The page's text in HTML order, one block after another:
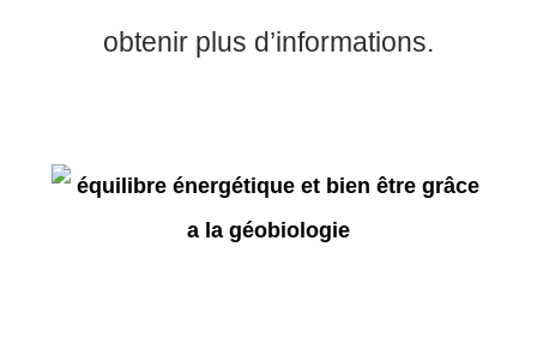
obtenir plus d’informations.